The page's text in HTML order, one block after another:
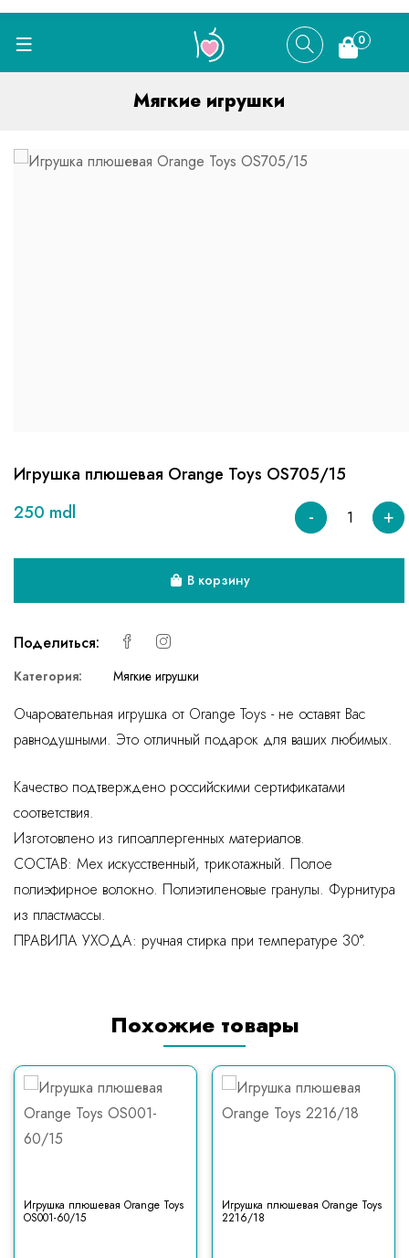
0
Мягкие игрушки
Игрушка плюшевая Orange Toys OS705/15
250 mdl
- +
В корзину
Поделиться:
Категория: Мягкие игрушки
Очаровательная игрушка от Orange Toys - не оставят Вас
равнодушными. Это отличный подарок для ваших любимых.
Качество подтверждено российскими сертификатами
соответствия.
Изготовлено из гипоаллергенных материалов.
СОСТАВ: Мех искусственный, трикотажный. Полое
полиэфирное волокно. Полиэтиленовые гранулы. Фурнитура
из пластмассы.
ПРАВИЛА УХОДА: ручная стирка при температуре 30°.
Похожие товары
Игрушка плюшевая Orange Toys
OS001-60/15
Игрушка плюшевая Orange Toys
2216/18